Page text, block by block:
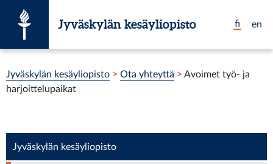
fi
en
Jyväskylän kesäyliopisto
Jyväskylän kesäyliopisto > Ota yhteyttä > Avoimet työ- ja
harjoittelupaikat
Jyväskylän kesäyliopisto